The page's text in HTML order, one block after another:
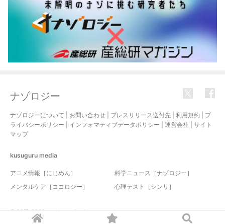
ナゾロジー
ナゾロジーについて お問い合わせ プレスリリース送付先 利用規約
プ
ライバシーポリシー
インフォマティブデータポリシー 運営会社
サイト
マップ
kusuguru media
アニメ情報［にじめん］
科学ニュース［ナゾロジー］
メンタルケア［ココロジー］
心理テスト［シンリ］
© 2017-2026 nazology. all rights reserved.